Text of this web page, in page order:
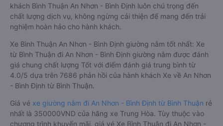
khách Bình Thuận An Nhơn - Bình Định luôn chú trọng đến
chất lượng dịch vụ, không ngừng cải thiện để mang đến trải
nghiệm hoàn hảo cho hành khách.
Xe Bình Thuận An Nhơn - Bình Định giường nằm tốt nhất: Xe
từ Bình Thuận đi An Nhơn - Bình Định giường nằm được đánh
giá chung chất lượng Tốt với điểm đánh giá trung bình từ
4.0/5 dựa trên 7686 phản hồi của hành khách Xe về An Nhơn
- Bình Định từ Bình Thuận.
Giá vé xe giường nằm đi An Nhơn - Bình Định từ Bình Thuận rẻ
nhất là 350000VND của hãng xe Trung Hòa. Tùy thuộc vào
chương trình khuyến mãi, giá vé Xe Bình Thuận đi An Nhơn -